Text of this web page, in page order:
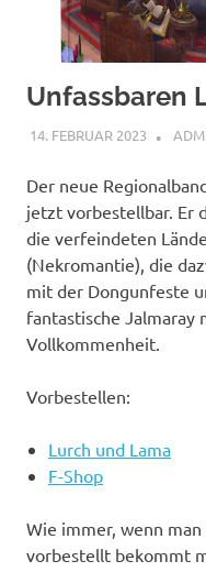
Unfassbaren
14. FEBRUAR 2023
Der neue
jetzt vorbestellbar. Er
die verfeindeten
(Nekromantie), die
mit der Dongunfeste
fantastische Jalmaray
Vollkommenheit.
Vorbestellen:
Lurch und Lama
F-Shop
Wie immer, wenn man
vorbestellt bekommt